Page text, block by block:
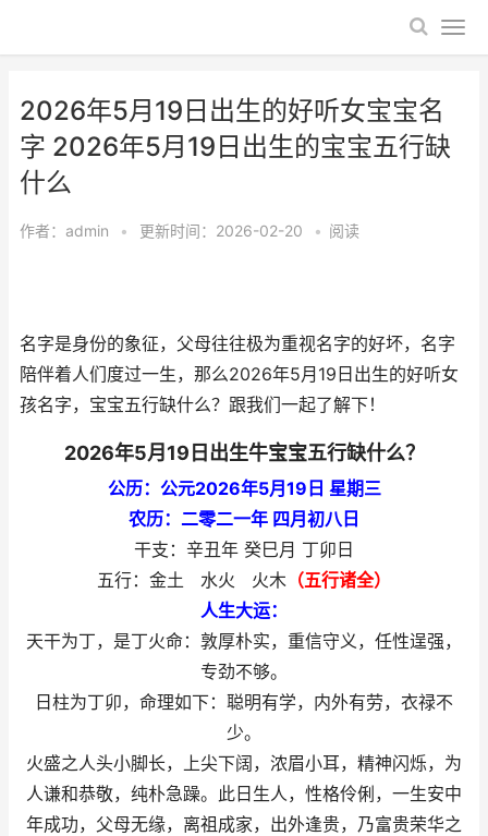
2026年5月19日出生的好听女宝宝名
字 2026年5月19日出生的宝宝五行缺
什么
作者： admin • 更新时间：2026-02-20 • 阅读
名字是身份的象征，父母往往极为重视名字的好坏，名字
陪伴着人们度过一生，那么2026年5月19日出生的好听女
孩名字，宝宝五行缺什么？跟我们一起了解下！
2026年5月19日出生牛宝宝五行缺什么？
公历：公元2026年5月19日 星期三
农历：二零二一年 四月初八日
干支：辛丑年 癸巳月 丁卯日
五行：金土 水火 火木 （五行诸全）
人生大运：
天干为丁，是丁火命：敦厚朴实，重信守义，任性逞强，
专劲不够。
日柱为丁卯，命理如下：聪明有学，内外有劳，衣禄不
少。
火盛之人头小脚长，上尖下阔，浓眉小耳，精神闪烁，为
人谦和恭敬，纯朴急躁。此日生人，性格伶俐，一生安中
年成功，父母无缘，离祖成家，出外逢贵，乃富贵荣华之